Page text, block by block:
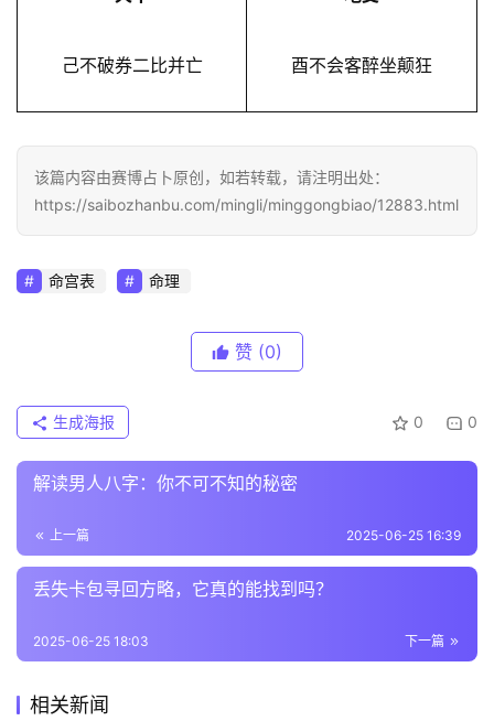
己不破券二比并亡 酉不会客醉坐颠狂
该篇内容由赛博占卜原创，如若转载，请注明出处：
https://saibozhanbu.com/mingli/minggongbiao/12883.html
命宫表 命理
赞 (0)
0 0
生成海报
解读男人八字：你不可不知的秘密
上一篇 2025-06-25 16:39
丢失卡包寻回方略，它真的能找到吗？
下一篇
2025-06-25 18:03
相关新闻